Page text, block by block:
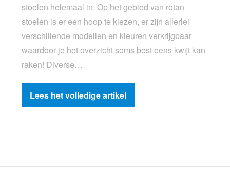
stoelen helemaal in. Op het gebied van rotan
stoelen is er een hoop te kiezen, er zijn allerlei
verschillende modellen en kleuren verkrijgbaar
waardoor je het overzicht soms best eens kwijt kan
raken! Diverse…
Lees het volledige artikel